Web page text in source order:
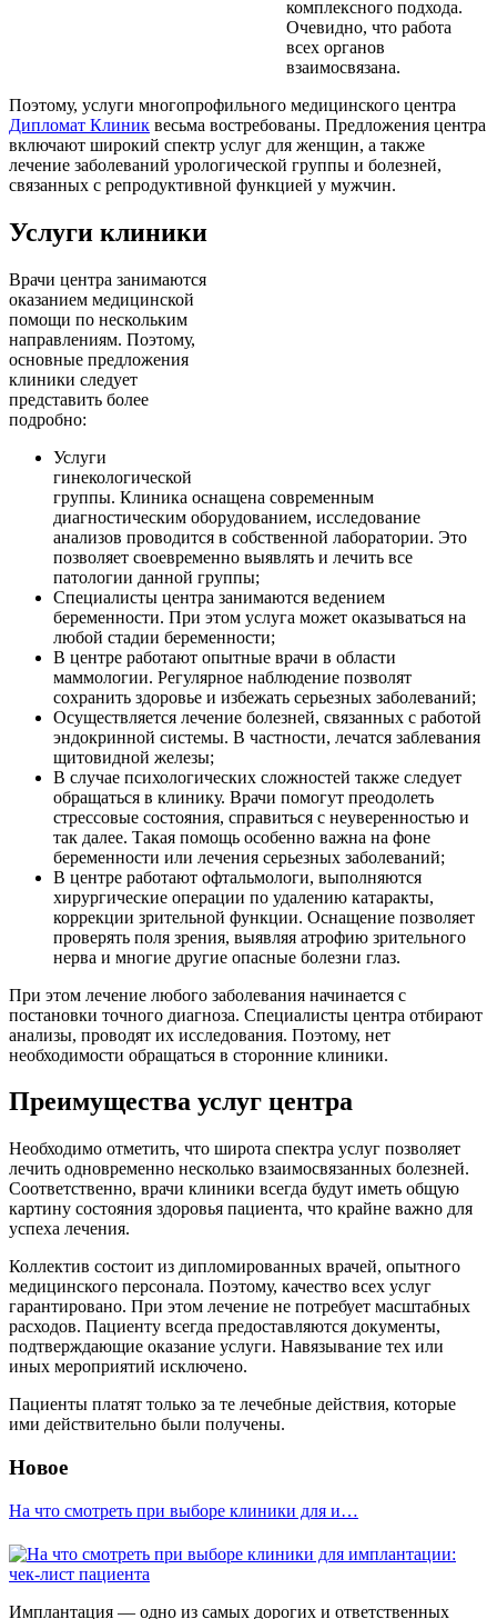
комплексного подхода.
Очевидно, что работа
всех органов
взаимосвязана.
Поэтому, услуги многопрофильного медицинского центра
Дипломат Клиник весьма востребованы. Предложения центра
включают широкий спектр услуг для женщин, а также
лечение заболеваний урологической группы и болезней,
связанных с репродуктивной функцией у мужчин.
Услуги клиники
Врачи центра занимаются
оказанием медицинской
помощи по нескольким
направлениям. Поэтому,
основные предложения
клиники следует
представить более
подробно:
Услуги
гинекологической
группы. Клиника оснащена современным
диагностическим оборудованием, исследование
анализов проводится в собственной лаборатории. Это
позволяет своевременно выявлять и лечить все
патологии данной группы;
Специалисты центра занимаются ведением
беременности. При этом услуга может оказываться на
любой стадии беременности;
В центре работают опытные врачи в области
маммологии. Регулярное наблюдение позволят
сохранить здоровье и избежать серьезных заболеваний;
Осуществляется лечение болезней, связанных с работой
эндокринной системы. В частности, лечатся заблевания
щитовидной железы;
В случае психологических сложностей также следует
обращаться в клинику. Врачи помогут преодолеть
стрессовые состояния, справиться с неуверенностью и
так далее. Такая помощь особенно важна на фоне
беременности или лечения серьезных заболеваний;
В центре работают офтальмологи, выполняются
хирургические операции по удалению катаракты,
коррекции зрительной функции. Оснащение позволяет
проверять поля зрения, выявляя атрофию зрительного
нерва и многие другие опасные болезни глаз.
При этом лечение любого заболевания начинается с
постановки точного диагноза. Специалисты центра отбирают
анализы, проводят их исследования. Поэтому, нет
необходимости обращаться в сторонние клиники.
Преимущества услуг центра
Необходимо отметить, что широта спектра услуг позволяет
лечить одновременно несколько взаимосвязанных болезней.
Соответственно, врачи клиники всегда будут иметь общую
картину состояния здоровья пациента, что крайне важно для
успеха лечения.
Коллектив состоит из дипломированных врачей, опытного
медицинского персонала. Поэтому, качество всех услуг
гарантировано. При этом лечение не потребует масштабных
расходов. Пациенту всегда предоставляются документы,
подтверждающие оказание услуги. Навязывание тех или
иных мероприятий исключено.
Пациенты платят только за те лечебные действия, которые
ими действительно были получены.
Новое
На что смотреть при выборе клиники для и…
Имплантация — одно из самых дорогих и ответственных